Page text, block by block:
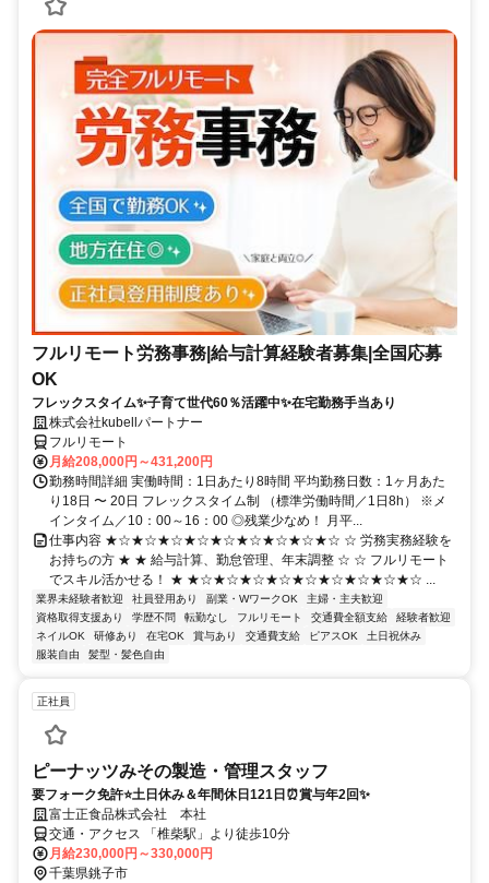
フルリモート労務事務|給与計算経験者募集|全国応募
OK
フレックスタイム✨子育て世代60％活躍中✨在宅勤務手当あり
株式会社kubellパートナー
フルリモート
月給208,000円～431,200円
勤務時間詳細 実働時間：1日あたり8時間 平均勤務日数：1ヶ月あた
り18日 〜 20日 フレックスタイム制 （標準労働時間／1日8h） ※メ
インタイム／10：00～16：00 ◎残業少なめ！ 月平...
仕事内容 ★☆★☆★☆★☆★☆★☆★☆★☆★☆ ☆ 労務実務経験を
お持ちの方 ★ ★ 給与計算、勤怠管理、年末調整 ☆ ☆ フルリモート
でスキル活かせる！ ★ ★☆★☆★☆★☆★☆★☆★☆★☆★☆ ...
業界未経験者歓迎 社員登用あり 副業・WワークOK
主婦・主夫歓迎
資格取得支援あり
学歴不問 転勤なし フルリモート 交通費全額支給
経験者歓迎
ネイルOK
研修あり 在宅OK 賞与あり 交通費支給 ピアスOK
土日祝休み
服装自由
髪型・髪色自由
正社員
ピーナッツみその製造・管理スタッフ
要フォーク免許⭐土日休み＆年間休日121日⏰賞与年2回✨
富士正食品株式会社 本社
交通・アクセス 「椎柴駅」より徒歩10分
月給230,000円～330,000円
千葉県銚子市